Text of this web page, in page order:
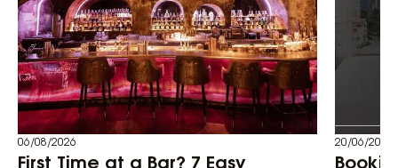
06/08/2026
First Time at a Bar? 7 Easy
20/06/2026